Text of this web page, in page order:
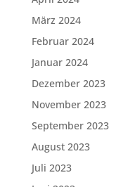
März 2024
Februar 2024
Januar 2024
Dezember 2023
November 2023
September 2023
August 2023
Juli 2023